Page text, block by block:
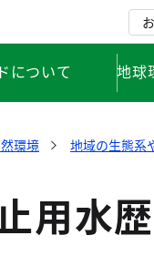
について 地球
環境 地域の生態系
用水